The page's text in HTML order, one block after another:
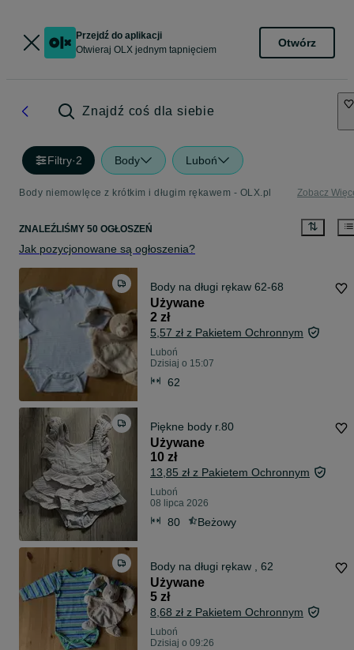
Przejdź do aplikacji
Otwieraj OLX jednym tapnięciem
Otwórz
Znajdź coś dla siebie
Filtry·2 Body Luboń
Body niemowlęce z krótkim i długim rękawem - OLX.pl Zobacz
ZNALEŹLIŚMY 50 OGŁOSZEŃ
Jak pozycjonowane są ogłoszenia?
Body na długi rękaw 62-68
Używane
2 zł
5,57 zł z Pakietem Ochronnym
Luboń
Dzisiaj o 15:07
62
Piękne body r.80
Używane
10 zł
13,85 zł z Pakietem Ochronnym
Luboń
08 lipca 2026
80 Beżowy
Body na długi rękaw , 62
Używane
5 zł
8,68 zł z Pakietem Ochronnym
Luboń
Dzisiaj o 09:26